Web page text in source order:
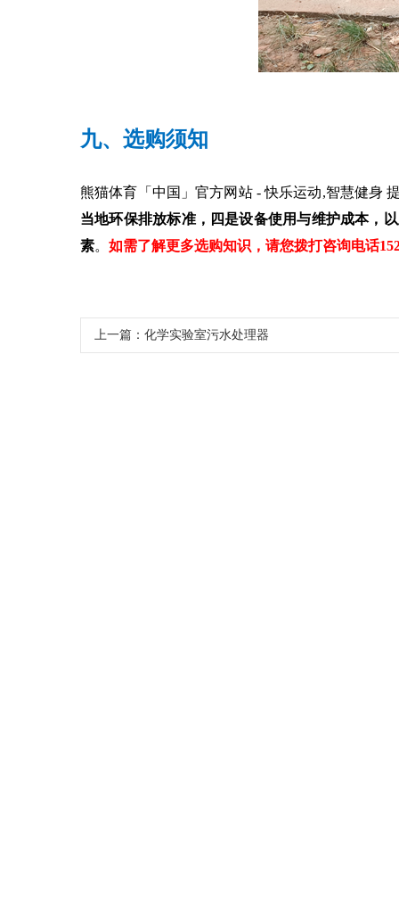
九、选购须知
熊猫体育「中国」官方网站 - 快乐运动,智慧健身
当地环保排放标准，四是设备使用与维护成本，
素。 如需了解更多选购知识，请您拨打咨询电话
上一篇： 化学实验室污水处理器